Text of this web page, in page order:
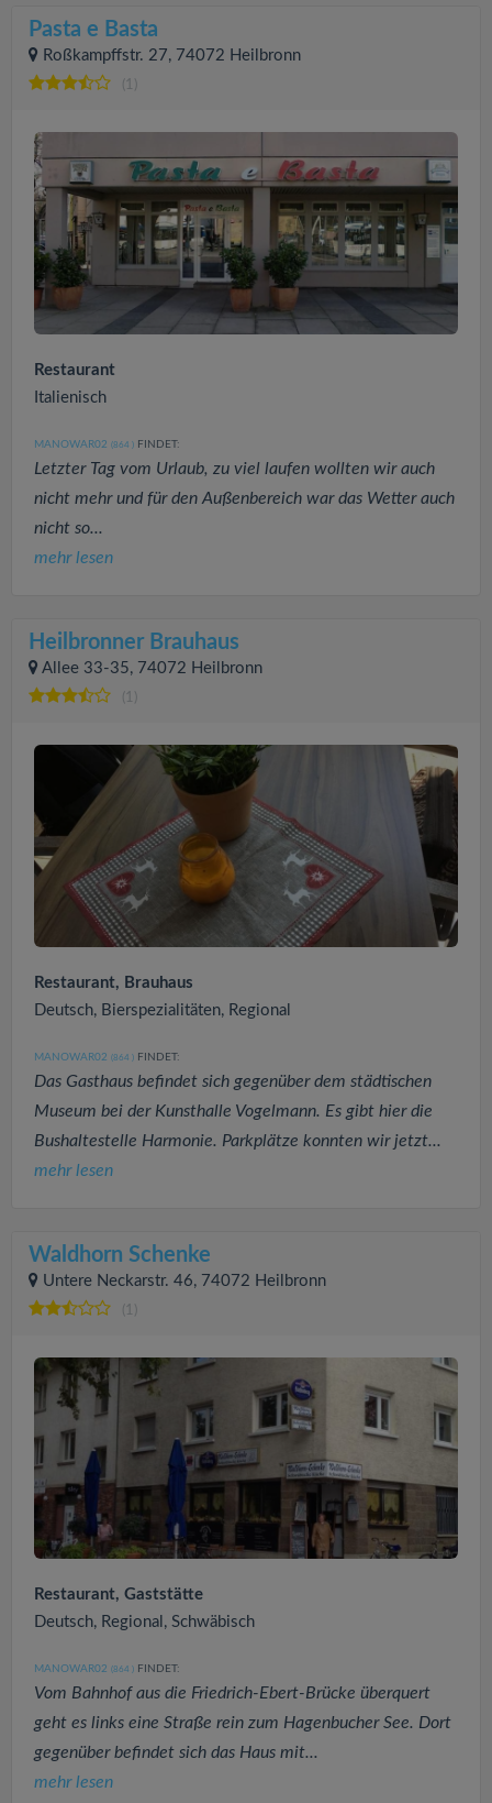
Pasta e Basta
Roßkampffstr. 27, 74072 Heilbronn
(1)
Restaurant
Italienisch
MANOWAR02 (864 ) FINDET:
Letzter Tag vom Urlaub, zu viel laufen wollten wir auch
nicht mehr und für den Außenbereich war das Wetter auch
nicht so...
mehr lesen
Heilbronner Brauhaus
Allee 33-35, 74072 Heilbronn
(1)
Restaurant, Brauhaus
Deutsch, Bierspezialitäten, Regional
MANOWAR02 (864 ) FINDET:
Das Gasthaus befindet sich gegenüber dem städtischen
Museum bei der Kunsthalle Vogelmann. Es gibt hier die
Bushaltestelle Harmonie. Parkplätze konnten wir jetzt...
mehr lesen
Waldhorn Schenke
Untere Neckarstr. 46, 74072 Heilbronn
(1)
Restaurant, Gaststätte
Deutsch, Regional, Schwäbisch
MANOWAR02 (864 ) FINDET:
Vom Bahnhof aus die Friedrich-Ebert-Brücke überquert
geht es links eine Straße rein zum Hagenbucher See. Dort
gegenüber befindet sich das Haus mit...
mehr lesen